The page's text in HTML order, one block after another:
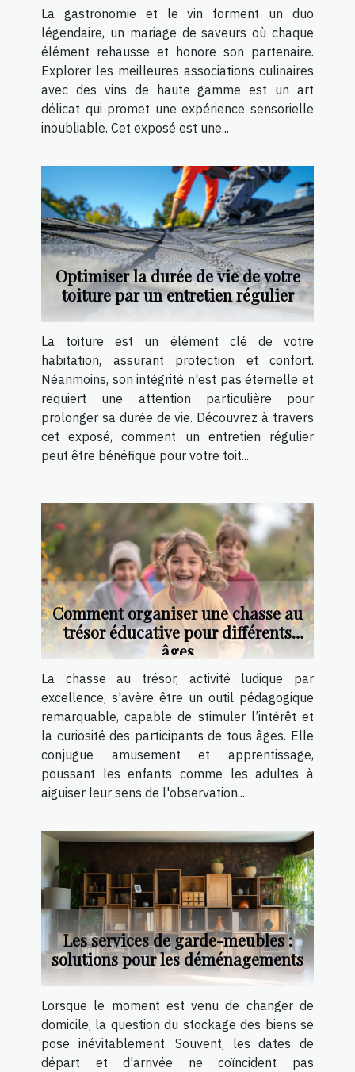
La gastronomie et le vin forment un duo
légendaire, un mariage de saveurs où chaque
élément rehausse et honore son partenaire.
Explorer les meilleures associations culinaires
avec des vins de haute gamme est un art
délicat qui promet une expérience sensorielle
inoubliable. Cet exposé est une...
Optimiser la durée de vie de votre
toiture par un entretien régulier
La toiture est un élément clé de votre
habitation, assurant protection et confort.
Néanmoins, son intégrité n'est pas éternelle et
requiert une attention particulière pour
prolonger sa durée de vie. Découvrez à travers
cet exposé, comment un entretien régulier
peut être bénéfique pour votre toit...
Comment organiser une chasse au
trésor éducative pour différents
âges
La chasse au trésor, activité ludique par
excellence, s'avère être un outil pédagogique
remarquable, capable de stimuler l’intérêt et
la curiosité des participants de tous âges. Elle
conjugue amusement et apprentissage,
poussant les enfants comme les adultes à
aiguiser leur sens de l'observation...
Les services de garde-meubles :
solutions pour les déménagements
Lorsque le moment est venu de changer de
domicile, la question du stockage des biens se
pose inévitablement. Souvent, les dates de
départ et d'arrivée ne coïncident pas